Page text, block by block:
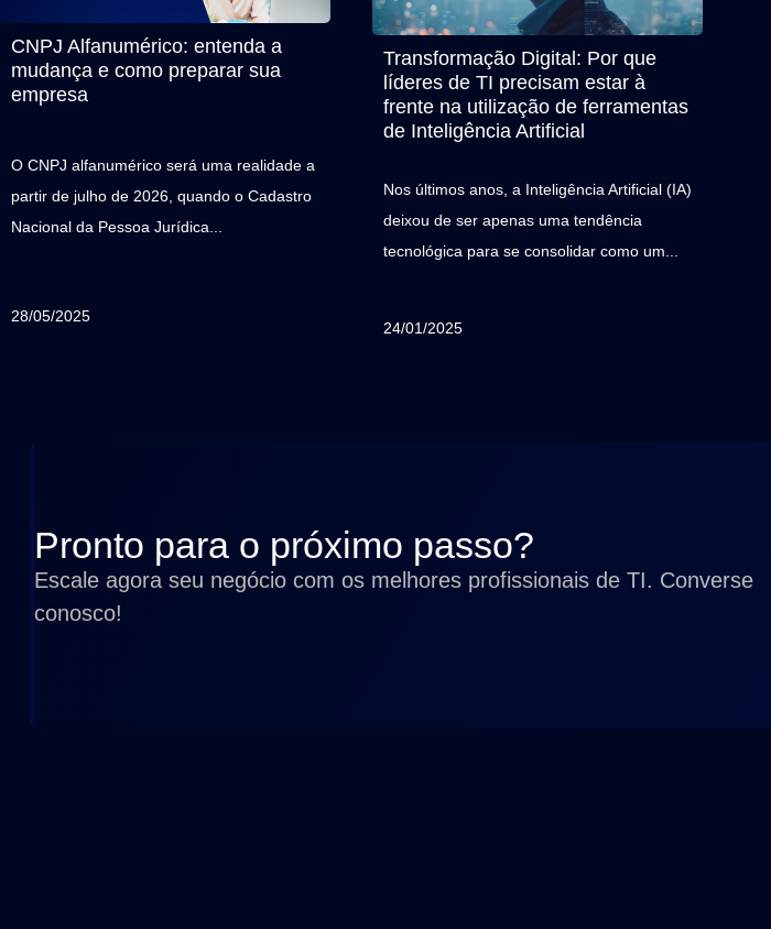
CNPJ Alfanumérico: entenda a
mudança e como preparar sua
empresa
O CNPJ alfanumérico será uma realidade a
partir de julho de 2026, quando o Cadastro
Nacional da Pessoa Jurídica...
28/05/2025
Transformação Digital: Por que
líderes de TI precisam estar à
frente na utilização de ferramentas
de Inteligência Artificial
Nos últimos anos, a Inteligência Artificial (IA)
deixou de ser apenas uma tendência
tecnológica para se consolidar como um...
24/01/2025
Pronto para o próximo passo?
Escale agora seu negócio com os melhores profissionais de TI. Converse
conosco!